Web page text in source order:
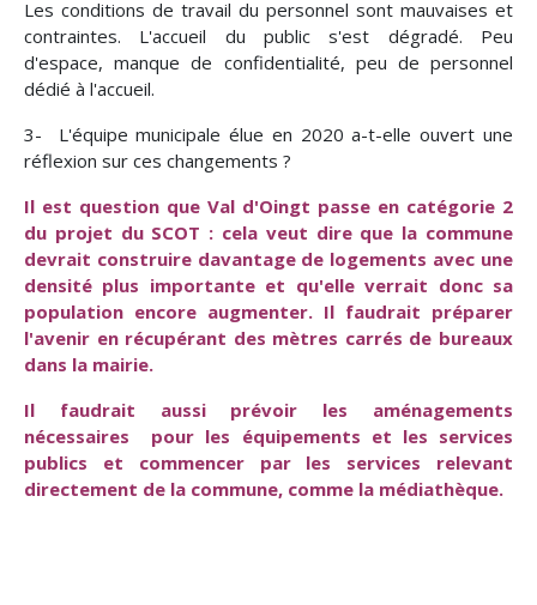
Les conditions de travail du personnel sont mauvaises et
contraintes. L'accueil du public s'est dégradé. Peu
d'espace, manque de confidentialité, peu de personnel
dédié à l'accueil.
3- L'équipe municipale élue en 2020 a-t-elle ouvert une
réflexion sur ces changements ?
Il est question que Val d'Oingt passe en catégorie 2
du projet du SCOT : cela veut dire que la commune
devrait construire davantage de logements avec une
densité plus importante et qu'elle verrait donc sa
population encore augmenter. Il faudrait préparer
l'avenir en récupérant des mètres carrés de bureaux
dans la mairie.
Il faudrait aussi prévoir les aménagements
nécessaires pour les équipements et les services
publics et commencer par les services relevant
directement de la commune, comme la médiathèque.